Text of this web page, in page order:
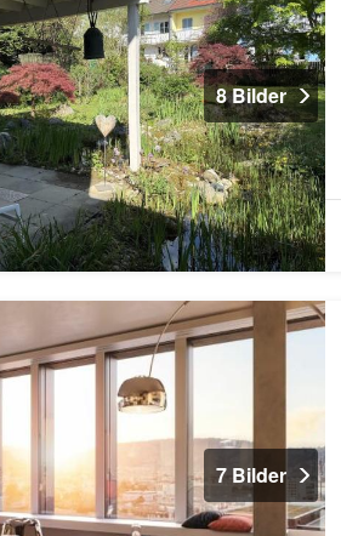
8 Bilder
7 Bilder